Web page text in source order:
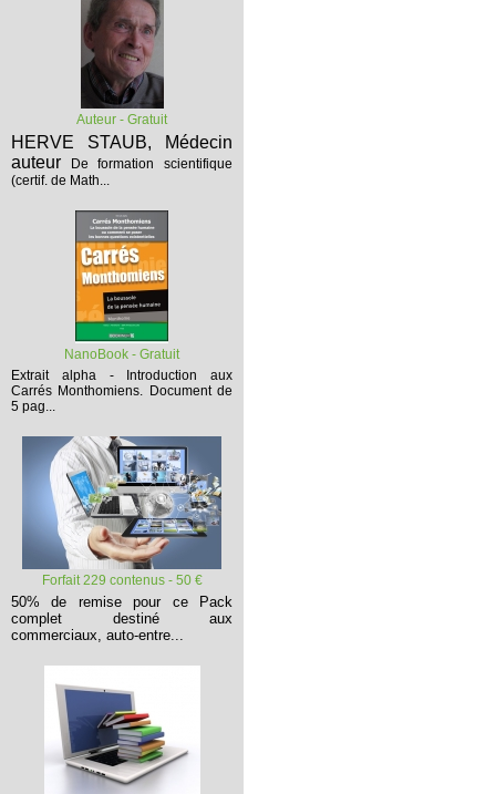
Auteur - Gratuit
HERVE STAUB, Médecin
auteur
De formation scientifique
(certif. de Math...
NanoBook - Gratuit
Extrait alpha - Introduction aux
Carrés Monthomiens. Document de
5 pag...
Forfait 229 contenus - 50 €
50% de remise pour ce Pack
complet destiné aux
commerciaux, auto-entre...